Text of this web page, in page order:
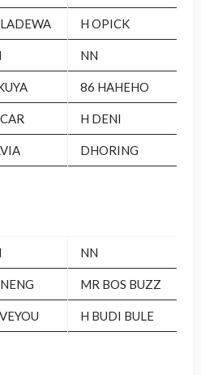
H OPICK
NN
86 HAHEHO
H DENI
DHORING
NN
MR BOS BUZZ
H BUDI BULE